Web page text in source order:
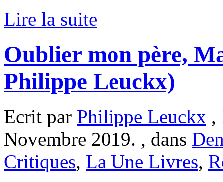
Lire la suite
Oublier mon père,
Philippe Leuckx)
Ecrit par Philippe Leuckx ,
Novembre 2019. , dans
Critiques, La Une Livres,